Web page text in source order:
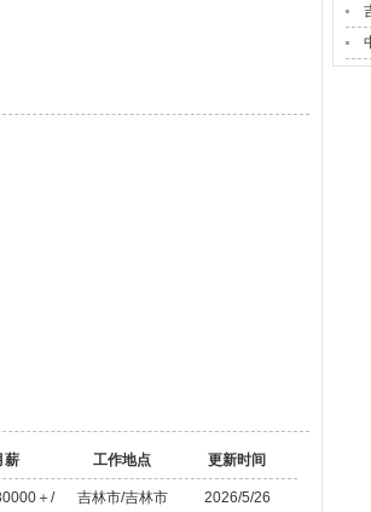
薪 工作地点 更新时间
＋/ 吉林市/吉林市 2026/5/26